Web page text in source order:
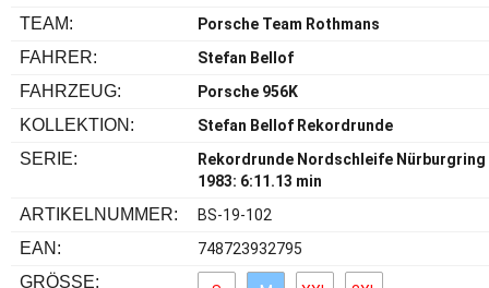
TEAM: Porsche Team Rothmans
FAHRER: Stefan Bellof
FAHRZEUG: Porsche 956K
KOLLEKTION: Stefan Bellof Rekordrunde
SERIE:
Rekordrunde Nordschleife Nürburgring
1983: 6:11.13 min
ARTIKELNUMMER: BS-19-102
EAN: 748723932795
GRÖSSE: